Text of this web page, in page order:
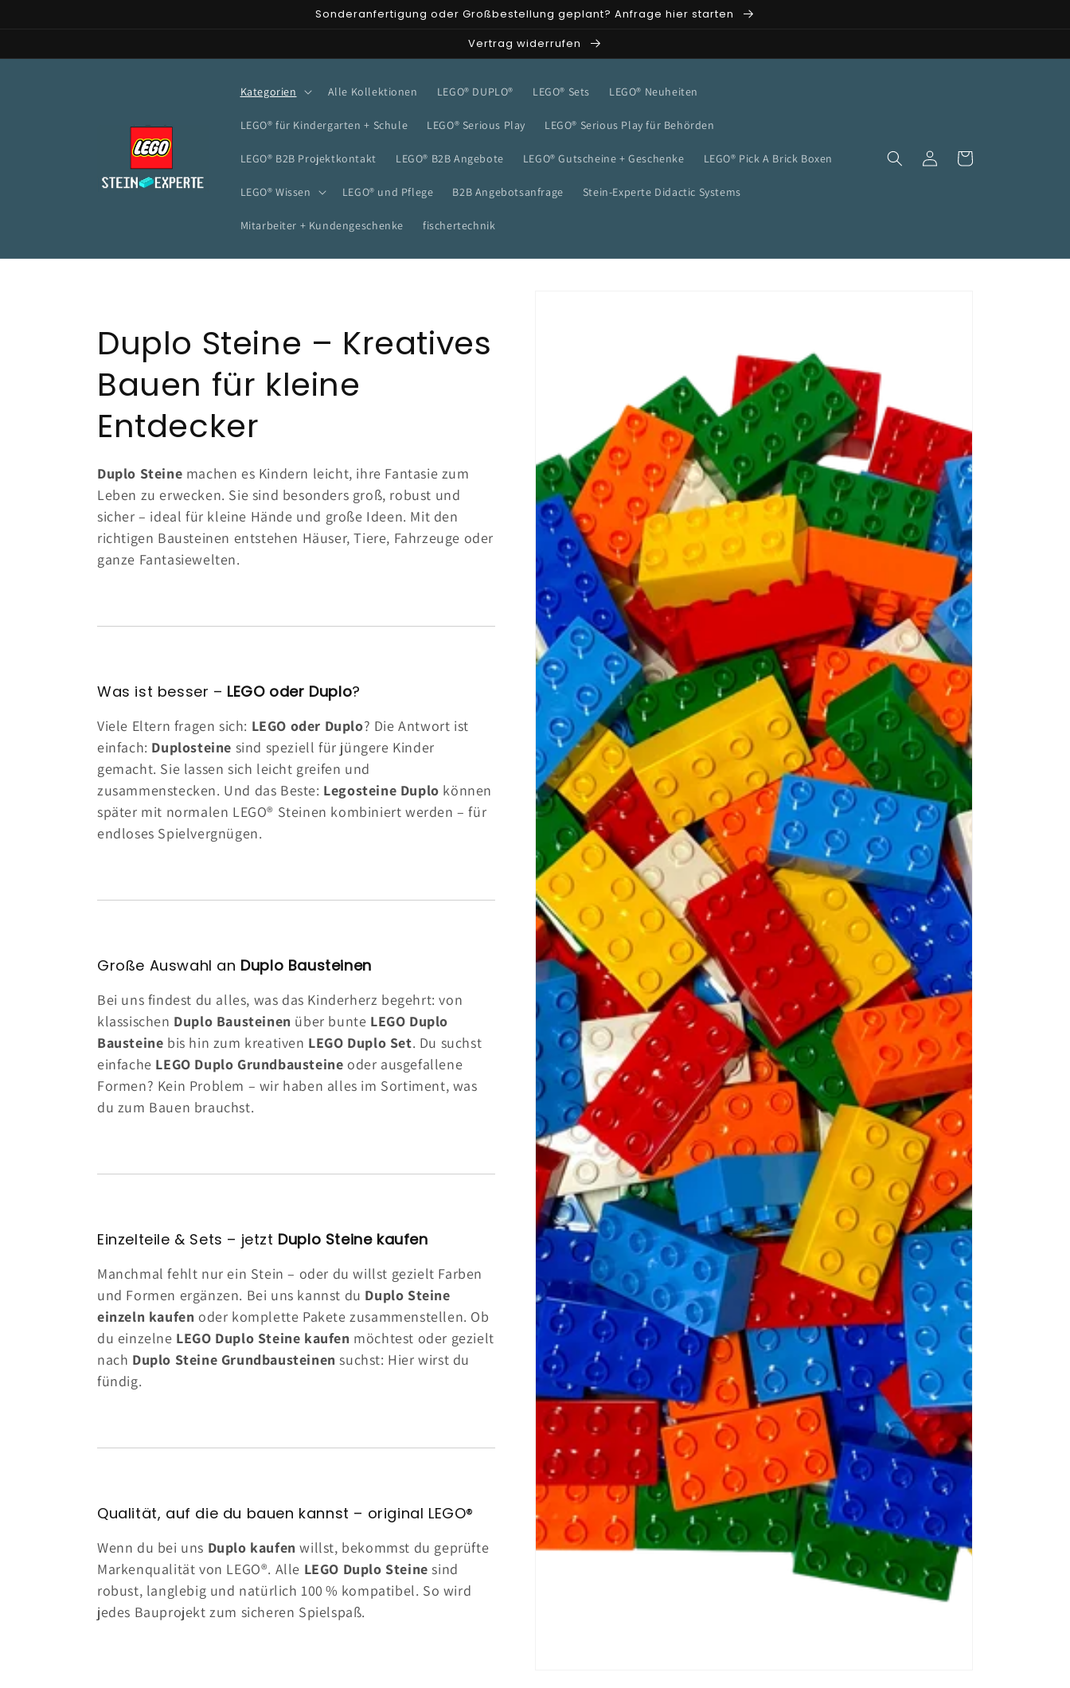
Sonderanfertigung oder Großbestellung geplant? Anfrage hier starten
Vertrag widerrufen
Kategorien Alle Kollektionen LEGO® DUPLO® LEGO® Sets LEGO® Neuheiten
LEGO® für Kindergarten + Schule LEGO® Serious Play LEGO® Serious Play für Behörden
LEGO® B2B Projektkontakt LEGO® B2B Angebote LEGO® Gutscheine + Geschenke LEGO® Pick A Brick Boxen
LEGO® Wissen LEGO® und Pflege B2B Angebotsanfrage Stein-Experte Didactic Systems
Mitarbeiter + Kundengeschenke fischertechnik
EinloggenWarenkorb
K
a
t
e
g
o
i
:
Duplo Steine – Kreatives
Bauen für kleine
Entdecker
Duplo Steine machen es Kindern leicht, ihre Fantasie zum
Leben zu erwecken. Sie sind besonders groß, robust und
sicher – ideal für kleine Hände und große Ideen. Mit den
richtigen Bausteinen entstehen Häuser, Tiere, Fahrzeuge oder
ganze Fantasiewelten.
Was ist besser – LEGO oder Duplo?
Viele Eltern fragen sich: LEGO oder Duplo? Die Antwort ist
einfach: Duplosteine sind speziell für jüngere Kinder
gemacht. Sie lassen sich leicht greifen und
zusammenstecken. Und das Beste: Legosteine Duplo können
später mit normalen LEGO® Steinen kombiniert werden – für
endloses Spielvergnügen.
Große Auswahl an Duplo Bausteinen
Bei uns findest du alles, was das Kinderherz begehrt: von
klassischen Duplo Bausteinen über bunte LEGO Duplo
Bausteine bis hin zum kreativen LEGO Duplo Set. Du suchst
einfache LEGO Duplo Grundbausteine oder ausgefallene
Formen? Kein Problem – wir haben alles im Sortiment, was
du zum Bauen brauchst.
Einzelteile & Sets – jetzt Duplo Steine kaufen
Manchmal fehlt nur ein Stein – oder du willst gezielt Farben
und Formen ergänzen. Bei uns kannst du Duplo Steine
einzeln kaufen oder komplette Pakete zusammenstellen. Ob
du einzelne LEGO Duplo Steine kaufen möchtest oder gezielt
nach Duplo Steine Grundbausteinen suchst: Hier wirst du
fündig.
Qualität, auf die du bauen kannst – original LEGO®
Wenn du bei uns Duplo kaufen willst, bekommst du geprüfte
Markenqualität von LEGO®. Alle LEGO Duplo Steine sind
robust, langlebig und natürlich 100 % kompatibel. So wird
jedes Bauprojekt zum sicheren Spielspaß.